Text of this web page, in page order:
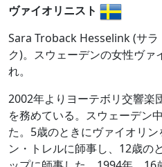
ヴァイオリニスト
Sara Troback Hesselink (サ
ク)。スウェーデンの女性ヴァ
れ。
2002年よりヨーテボリ交響楽
を務めている。スウェーデン
た。5歳のときにヴァイオリ
ン・トレルに師事し、12歳の